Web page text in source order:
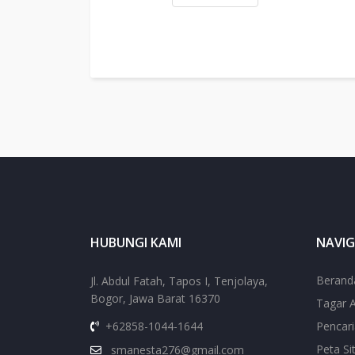
HUBUNGI KAMI
Jl. Abdul Fatah, Tapos I, Tenjolaya,
Bogor, Jawa Barat 16370
+62858-1044-1644
smanesta276@gmail.com
Tagar
Peta